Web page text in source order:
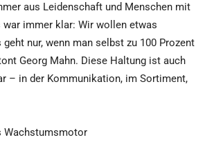
aus Leidenschaft und Menschen mit
war immer klar: Wir wollen etwas
geht nur, wenn man selbst zu 100 Prozent
Georg Mahn. Diese Haltung ist auch
– in der Kommunikation, im Sortiment,
Wachstumsmotor